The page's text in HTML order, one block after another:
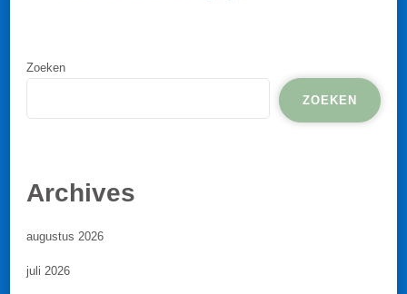
Zoeken
ZOEKEN
Archives
augustus 2026
juli 2026